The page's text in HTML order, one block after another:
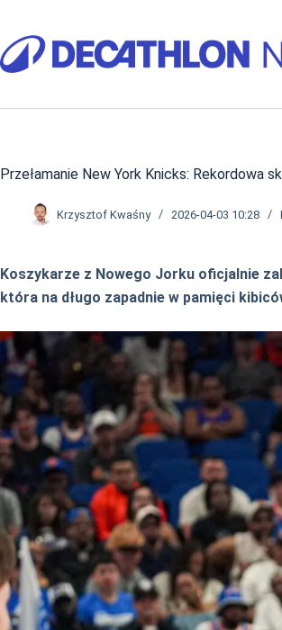
treści
Przełamanie New York Knicks: Rekordowa
Krzysztof Kwaśny 2026-04-03 10:28
Koszykarze z Nowego Jorku oficjalnie
która na długo zapadnie w pamięci